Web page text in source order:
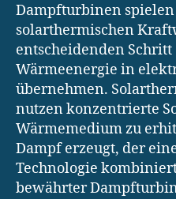
Dampfturbinen
solarthermischen
entscheidenden
Wärmeenergie in
übernehmen.
nutzen konzentrierte
Wärmemedium zu
Dampf erzeugt, der
Technologie
bewährter